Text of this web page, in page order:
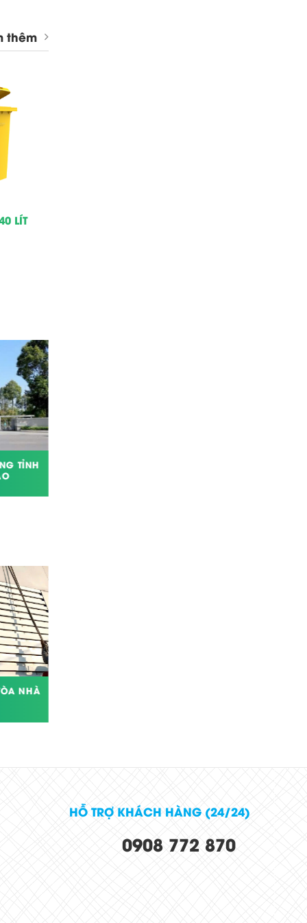
thêm
LÍT
TỈNH
NHÀ
HỖ TRỢ KHÁCH HÀNG (24/24)
0908 772 870